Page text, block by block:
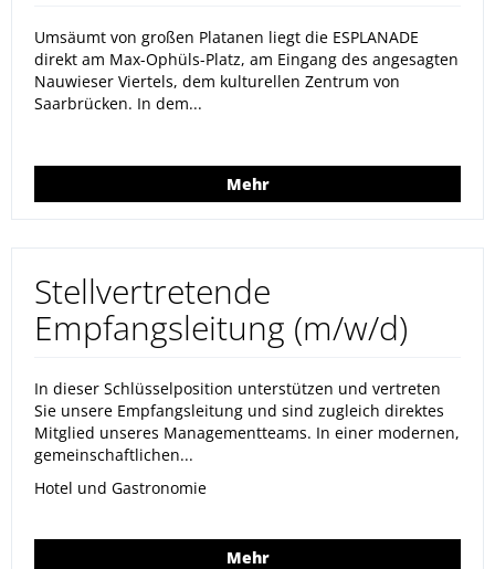
Umsäumt von großen Platanen liegt die ESPLANADE
direkt am Max-Ophüls-Platz, am Eingang des angesagten
Nauwieser Viertels, dem kulturellen Zentrum von
Saarbrücken. In dem...
Mehr
Stellvertretende
Empfangsleitung (m/w/d)
In dieser Schlüsselposition unterstützen und vertreten
Sie unsere Empfangsleitung und sind zugleich direktes
Mitglied unseres Managementteams. In einer modernen,
gemeinschaftlichen...
Hotel und Gastronomie
Mehr